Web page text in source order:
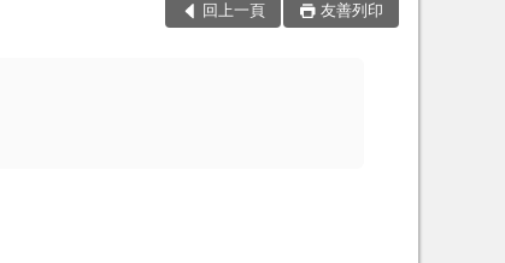
回上一頁 友善列印